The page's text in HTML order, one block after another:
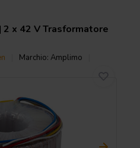
2 x 42 V Trasformatore
Marchio:Amplimo